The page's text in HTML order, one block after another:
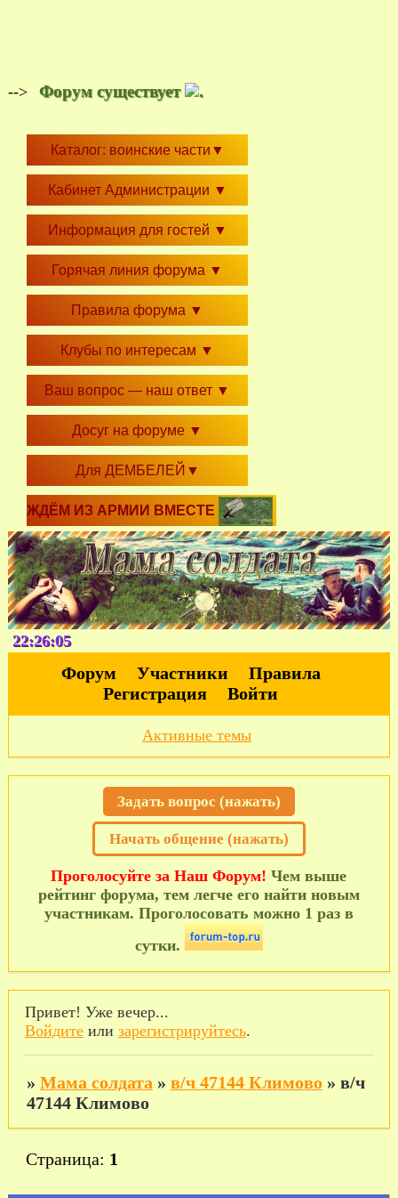
--> Форум существует .
Каталог: воинские части ▼
Кабинет Администрации ▼
Информация для гостей ▼
Горячая линия форума ▼
Правила форума ▼
Клубы по интересам ▼
Ваш вопрос — наш ответ ▼
Досуг на форуме ▼
Для ДЕМБЕЛЕЙ ▼
ЖДЁМ ИЗ АРМИИ ВМЕСТЕ
22:26:06
Форум Участники
Правила
Регистрация
Войти
Активные темы
Задать вопрос (нажать)
Начать общение (нажать)
Проголосуйте за Наш Форум! Чем выше
рейтинг форума, тем легче его найти новым
участникам. Проголосовать можно 1 раз в
сутки.
Привет! Уже вечер...
Войдитеили зарегистрируйтесь.
» Мама солдата » в/ч 47144 Климово » в/ч
47144 Климово
Страница: 1